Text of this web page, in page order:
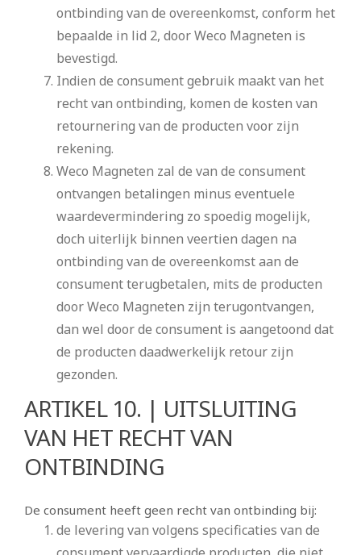
ontbinding van de overeenkomst, conform het
bepaalde in lid 2, door Weco Magneten is
bevestigd.
Indien de consument gebruik maakt van het
recht van ontbinding, komen de kosten van
retournering van de producten voor zijn
rekening.
Weco Magneten zal de van de consument
ontvangen betalingen minus eventuele
waardevermindering zo spoedig mogelijk,
doch uiterlijk binnen veertien dagen na
ontbinding van de overeenkomst aan de
consument terugbetalen, mits de producten
door Weco Magneten zijn terugontvangen,
dan wel door de consument is aangetoond dat
de producten daadwerkelijk retour zijn
gezonden.
ARTIKEL 10. | UITSLUITING
VAN HET RECHT VAN
ONTBINDING
De consument heeft geen recht van ontbinding bij:
de levering van volgens specificaties van de